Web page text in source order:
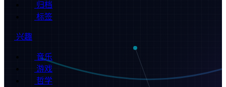
归档
标签
兴趣
音乐
游戏
哲学